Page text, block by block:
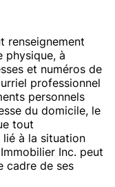
renseignement
physique, à
et numéros de
professionnel
personnels
du domicile, le
tout
lié à la situation
Inc. peut
cadre de ses